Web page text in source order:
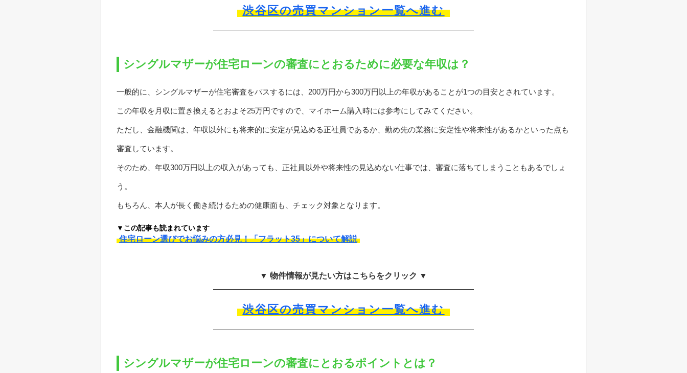
渋谷区の売買マンション一覧へ進む
シングルマザーが住宅ローンの審査にとおるために必要な年収は？
一般的に、シングルマザーが住宅審査をパスするには、200万円から300万円以上の年収があることが1つの目安とされています。
この年収を月収に置き換えるとおよそ25万円ですので、マイホーム購入時には参考にしてみてください。
ただし、金融機関は、年収以外にも将来的に安定が見込める正社員であるか、勤め先の業務に安定性や将来性があるかといった点も
審査しています。
そのため、年収300万円以上の収入があっても、正社員以外や将来性の見込めない仕事では、審査に落ちてしまうこともあるでしょ
う。
もちろん、本人が長く働き続けるための健康面も、チェック対象となります。
▼この記事も読まれています
住宅ローン選びでお悩みの方必見！「フラット35」について解説
▼ 物件情報が見たい方はこちらをクリック ▼
渋谷区の売買マンション一覧へ進む
シングルマザーが住宅ローンの審査にとおるポイントとは？